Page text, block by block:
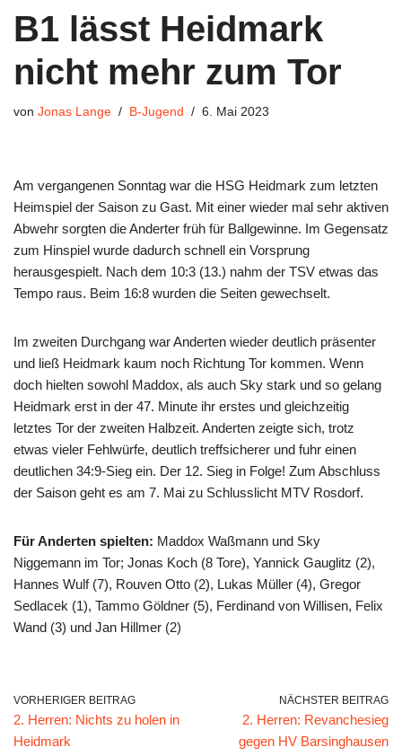
B1 lässt Heidmark
nicht mehr zum Tor
von Jonas Lange B-Jugend 6. Mai 2023
Am vergangenen Sonntag war die HSG Heidmark zum letzten
Heimspiel der Saison zu Gast. Mit einer wieder mal sehr aktiven
Abwehr sorgten die Anderter früh für Ballgewinne. Im Gegensatz
zum Hinspiel wurde dadurch schnell ein Vorsprung
herausgespielt. Nach dem 10:3 (13.) nahm der TSV etwas das
Tempo raus. Beim 16:8 wurden die Seiten gewechselt.
Im zweiten Durchgang war Anderten wieder deutlich präsenter
und ließ Heidmark kaum noch Richtung Tor kommen. Wenn
doch hielten sowohl Maddox, als auch Sky stark und so gelang
Heidmark erst in der 47. Minute ihr erstes und gleichzeitig
letztes Tor der zweiten Halbzeit. Anderten zeigte sich, trotz
etwas vieler Fehlwürfe, deutlich treffsicherer und fuhr einen
deutlichen 34:9-Sieg ein. Der 12. Sieg in Folge! Zum Abschluss
der Saison geht es am 7. Mai zu Schlusslicht MTV Rosdorf.
Für Anderten spielten: Maddox Waßmann und Sky
Niggemann im Tor; Jonas Koch (8 Tore), Yannick Gauglitz (2),
Hannes Wulf (7), Rouven Otto (2), Lukas Müller (4), Gregor
Sedlacek (1), Tammo Göldner (5), Ferdinand von Willisen, Felix
Wand (3) und Jan Hillmer (2)
VORHERIGER BEITRAG
2. Herren: Nichts zu holen in
Heidmark
NÄCHSTER BEITRAG
2. Herren: Revanchesieg
gegen HV Barsinghausen